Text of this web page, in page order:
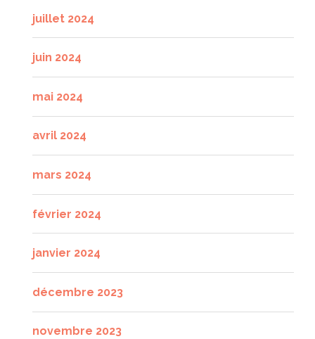
juillet 2024
juin 2024
mai 2024
avril 2024
mars 2024
février 2024
janvier 2024
décembre 2023
novembre 2023